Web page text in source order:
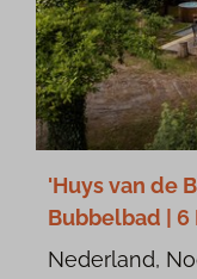
'Huys van de
Bubbelbad | 6
Nederland,